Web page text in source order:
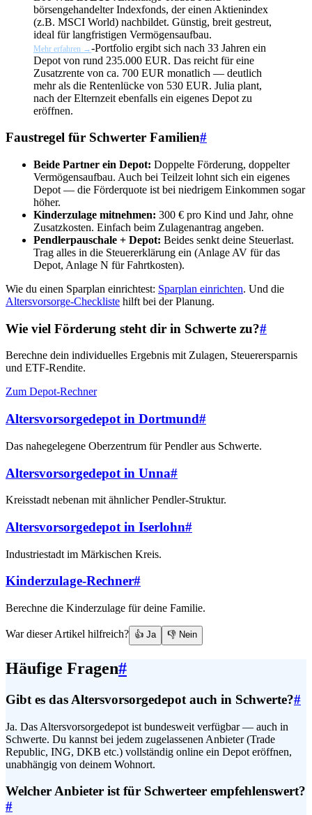
börsengehandelter Indexfonds, der einen Aktienindex
(z.B. MSCI World) nachbildet. Günstig, breit gestreut,
ideal für langfristigen Vermögensaufbau.
Mehr erfahren →-Portfolio ergibt sich nach 33 Jahren ein
Depot von rund 235.000 EUR. Das reicht für eine
Zusatzrente von ca. 700 EUR monatlich — deutlich
mehr als die Rentenlücke von 530 EUR. Julia plant,
nach der Elternzeit ebenfalls ein eigenes Depot zu
eröffnen.
Faustregel für Schwerter Familien#
Beide Partner ein Depot: Doppelte Förderung, doppelter
Vermögensaufbau. Auch bei Teilzeit lohnt sich ein eigenes
Depot — die Förderquote ist bei niedrigem Einkommen sogar
höher.
Kinderzulage mitnehmen: 300 € pro Kind und Jahr, ohne
Zusatzkosten. Einfach beim Zulagenantrag angeben.
Pendlerpauschale + Depot: Beides senkt deine Steuerlast.
Trag alles in die Steuererklärung ein (Anlage AV für das
Depot, Anlage N für Fahrtkosten).
Wie du einen Sparplan einrichtest: Sparplan einrichten. Und die
Altersvorsorge-Checkliste hilft bei der Planung.
Wie viel Förderung steht dir in Schwerte zu?#
Berechne dein individuelles Ergebnis mit Zulagen, Steuerersparnis
und ETF-Rendite.
Zum Depot-Rechner
Altersvorsorgedepot in Dortmund#
Das nahegelegene Oberzentrum für Pendler aus Schwerte.
Altersvorsorgedepot in Unna#
Kreisstadt nebenan mit ähnlicher Pendler-Struktur.
Altersvorsorgedepot in Iserlohn#
Industriestadt im Märkischen Kreis.
Kinderzulage-Rechner#
Berechne die Kinderzulage für deine Familie.
War dieser Artikel hilfreich? 👍 Ja 👎 Nein
Häufige Fragen#
Gibt es das Altersvorsorgedepot auch in Schwerte?#
Ja. Das Altersvorsorgedepot ist bundesweit verfügbar — auch in
Schwerte. Du kannst bei jedem zugelassenen Anbieter (Trade
Republic, ING, DKB etc.) vollständig online ein Depot eröffnen,
unabhängig von deinem Wohnort.
Welcher Anbieter ist für Schwerteer empfehlenswert?
#